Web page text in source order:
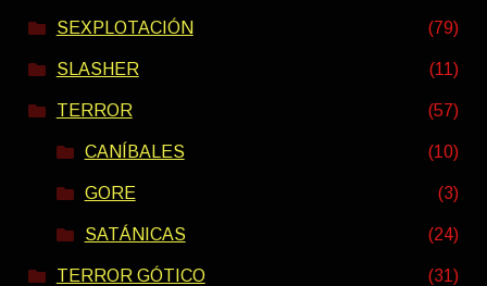
SEXPLOTACIÓN (79)
SLASHER (11)
TERROR (57)
CANÍBALES (10)
GORE (3)
SATÁNICAS (24)
TERROR GÓTICO (31)